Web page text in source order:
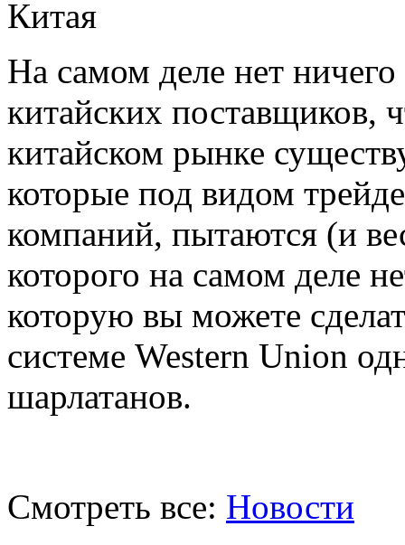
На самом деле нет ничего
китайских поставщиков,
китайском рынке
которые под видом
компаний, пытаются (и
которого на самом деле
которую вы можете
системе Western Union
шарлатанов.
Смотреть все: Новости